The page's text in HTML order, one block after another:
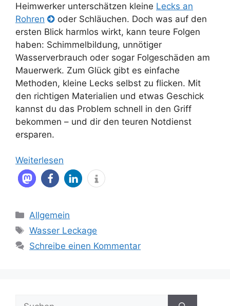
Heimwerker unterschätzen kleine Lecks an
Rohren
oder Schläuchen. Doch was auf den
ersten Blick harmlos wirkt, kann teure Folgen
haben: Schimmelbildung, unnötiger
Wasserverbrauch oder sogar Folgeschäden am
Mauerwerk. Zum Glück gibt es einfache
Methoden, kleine Lecks selbst zu flicken. Mit
den richtigen Materialien und etwas Geschick
kannst du das Problem schnell in den Griff
bekommen – und dir den teuren Notdienst
ersparen.
Weiterlesen
Kategorien
Allgemein
Schlagwörter
Wasser Leckage
Schreibe einen Kommentar
Suche